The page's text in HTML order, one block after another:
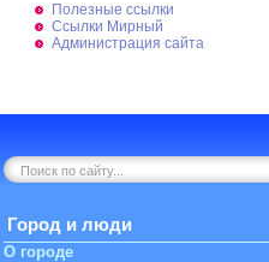
Полезные ссылки
Ссылки Мирный
Администрация сайта
Город и люди
О городе